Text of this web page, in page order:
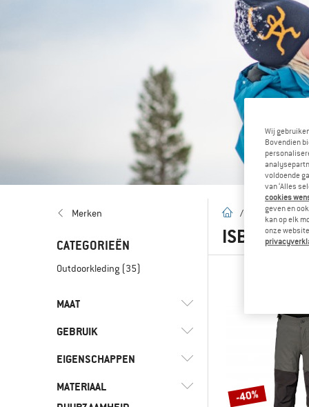
Merken
CATEGORIEËN
Outdoorkleding (35)
MAAT
XS L
92 98 104
122 128
GEBRUIK
Dagelijks leven
Fietsen
Fitness (2)
EIGENSCHAPPEN
Capuchon
MATERIAAL
Startpagina
/ Merken /
ISBJÖRN
-40%
Wij
Bovendien
voldoende
van ‘Alles
cookies
geven en
kan op elk
onze